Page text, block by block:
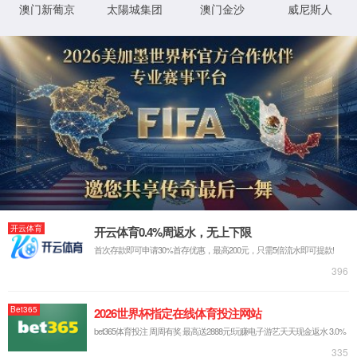
详细错误信息:
模块 IIS Web Core
通知
MapRequestHan
dler
处理程
序
StaticFile
错误代
码
0x80070002
请求的
URL
:80/GMPProductionManagement/inde
x.aspx
径
C:\sites\udimc\GMPProductionManag
ement\index.aspx
登录方
法
匿名
登录用 匿名
详细信息:
此错误表明文件或目录在服务器上不存在。请创建文件或目录并重新尝试请
求。
XML 地图